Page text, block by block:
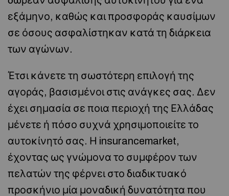
εξάμηνο, καθώς και προσφοράς καυσίμων
σε όσους ασφαλίστηκαν κατά τη διάρκεια
των αγώνων.
Έτσι κάνετε τη σωστότερη επιλογή της
αγοράς, βασισμένοι στις ανάγκες σας. Δεν
έχει σημασία σε ποια περιοχή της Ελλάδας
μένετε ή πόσο συχνά χρησιμοποιείτε το
αυτοκίνητό σας. Η insurancemarket,
έχοντας ως γνώμονα το συμφέρον των
πελατών της φέρνει στο διαδικτυακό
προσκήνιο μία μοναδική δυνατότητα που